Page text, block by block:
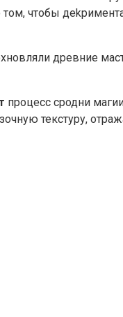
чтобы
древние
процесс сродни
текстуру,